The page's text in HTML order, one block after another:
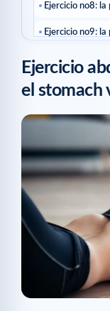
Ejercicio no8:
Ejercicio no9: la
Ejercicio no10:
Artículos
Ejercicio
el stomach